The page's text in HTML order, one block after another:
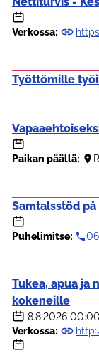
Verkossa: https://
Työttömille
Paikan päällä:
Samtalsstöd
Puhelimitse:
Tukea, apua ja
kokeneille
8.8.2026
Verkossa: